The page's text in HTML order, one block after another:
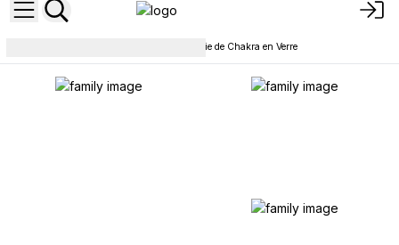
Bougie de Chakra en Verre